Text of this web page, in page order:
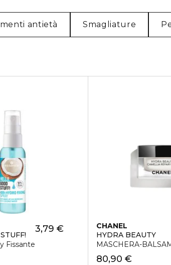
antietà Smagliature
Fissante
3,79 €
CHANEL
HYDRA BEAUTY
MASCHERA-
80,90 €